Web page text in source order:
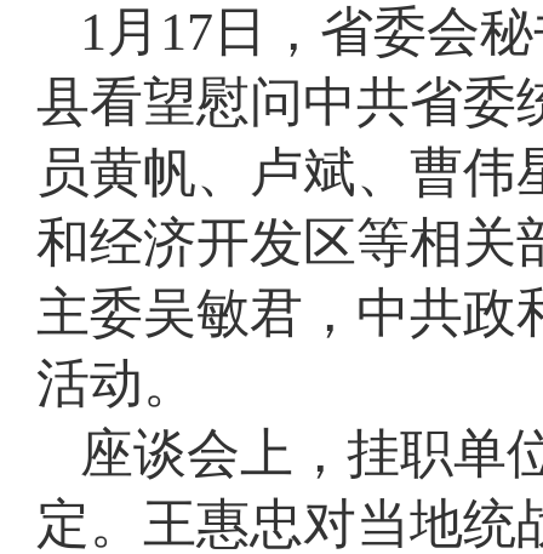
1月17日，省委会
县看望慰问中共省委
员黄帆、卢斌、曹
和经济开发区等相关
主委吴敏君，中共政
活动。
座谈会上，挂职单
定。王惠忠对当地统